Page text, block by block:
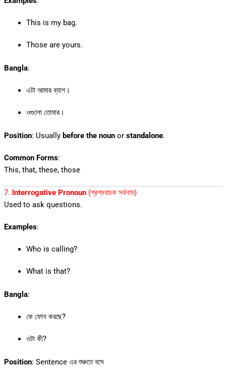
This is my bag.
Those are yours.
Bangla:
এটা আমার ব্যাগ।
ওগুলো তোমার।
Position: Usually before the nounor standalone.
Common Forms:
This, that, these, those
7. Interrogative Pronoun(প্রশ্নবাচক সর্বনাম)
Used to ask questions.
Examples:
Who is calling?
What is that?
Bangla:
কে ফোন করছে?
ওটা কী?
Position: Sentence এর শুরুতে বসে